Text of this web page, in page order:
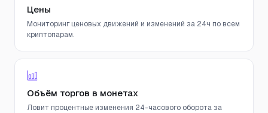
Цены
Мониторинг ценовых движений и изменений за 24ч по всем
криптопарам.
Объём торгов в монетах
Ловит процентные изменения 24-часового оборота за